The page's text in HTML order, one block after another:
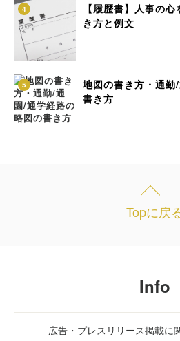
4
【履歴書】人事の
き方と例文
5
地図の書き方・通
書き方
Topに戻
Info
広告・プレスリリース掲載に